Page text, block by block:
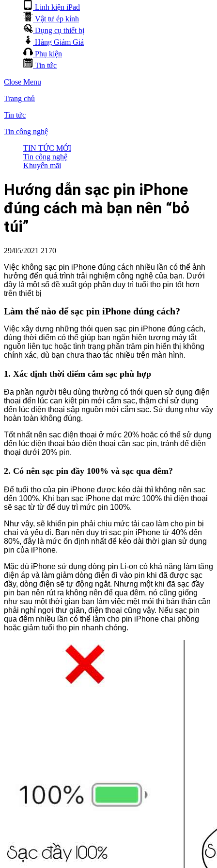
Linh kiện iPad
Vật tư ép kính
Dụng cụ thiết bị
Hàng Giảm Giá
Phụ kiện
Tin tức
Close Menu
Trang chủ
Tin tức
Tin công nghệ
TIN TỨC MỚI
Tin công nghệ
Khuyến mãi
Hướng dẫn sạc pin iPhone
đúng cách mà bạn nên “bỏ
túi”
29/05/2021 2170
Việc không sạc pin iPhone đúng cách nhiều lần có thể ảnh
hưởng đến quá trình trải nghiệm công nghệ của bạn. Dưới
đây là một số đề xuất góp phần duy trì tuổi thọ pin tốt hơn
trên thiết bị
Làm thế nào để sạc pin iPhone đúng cách?
Việc xây dựng những thói quen sạc pin iPhone đúng cách,
đúng thời điểm có thể giúp bạn ngăn hiện tượng máy tắt
nguồn liên tục hoặc tình trạng phần trăm pin hiển thị không
chính xác, dù bạn chưa thao tác nhiều trên màn hình.
1. Xác định thời điểm cắm sạc phù hợp
Đa phần người tiêu dùng thường có thói quen sử dụng điện
thoại đến lúc cạn kiệt pin mới cắm sạc, thậm chí sử dụng
đến lúc điện thoại sập nguồn mới cắm sạc. Sử dụng như vậy
hoàn toàn không đúng.
Tốt nhất nên sạc điện thoại ở mức 20% hoặc có thể sử dụng
đến lúc điện thoại báo điện thoại cần sạc pin, tránh để điện
thoại dưới 20% pin.
2. Có nên sạc pin đầy 100% và sạc qua đêm?
Để tuổi thọ của pin iPhone được kéo dài thì không nên sạc
đến 100%. Khi bạn sạc iPhone đạt mức 100% thì điện thoại
sẽ sạc từ từ để duy trì mức pin 100%.
Như vậy, sẽ khiến pin phải chịu mức tải cao làm cho pin bị
chai và yếu đi. Bạn nên duy trì sạc pin iPhone từ 40% đến
80%, đây là mức ổn định nhất để kéo dài thời gian sử dụng
pin của iPhone.
Mặc dù iPhone sử dụng dòng pin Li-on có khả năng làm tăng
điện áp và làm giảm dòng điện đi vào pin khi đã được sạc
đầy, dòng điện sẽ tự động ngắt. Nhưng một khi đã sạc đầy
pin bạn nên rút ra không nên để qua đêm, nó cũng giống
như sau một thời gian bạn làm việc mệt mỏi thì bản thân cần
phải nghỉ ngơi thư giãn, điện thoại cũng vậy. Nếu sạc pin
qua đêm nhiều lần có thể làm cho pin iPhone chai phồng
hoặc giảm tuổi thọ pin nhanh chóng.